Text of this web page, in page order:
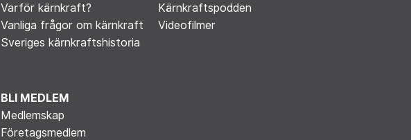
Varför kärnkraft?
Vanliga frågor om kärnkraft
Sveriges kärnkraftshistoria
Kärnkraftspodden
Videofilmer
BLI MEDLEM
Medlemskap
Företagsmedlem